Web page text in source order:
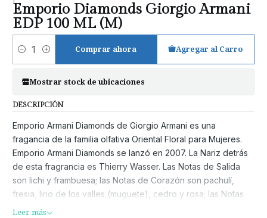
Emporio Diamonds Giorgio Armani
EDP 100 ML (M)
Cantidad
Agregar al Carro
Comprar ahora
Mostrar stock de ubicaciones
DESCRIPCIÓN
Emporio Armani Diamonds de Giorgio Armani es una
fragancia de la familia olfativa Oriental Floral para Mujeres.
Emporio Armani Diamonds se lanzó en 2007. La Nariz detrás
de esta fragrancia es Thierry Wasser. Las Notas de Salida
son lichi y frambuesa; las Notas de Corazón son pachulí,
fresia, lirio de los valles (muguete), cedro y rosa; las Notas
de Fondo son ámbar, vainilla y vetiver.
Leer más